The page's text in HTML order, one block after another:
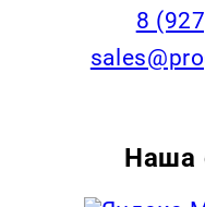
8
Наша